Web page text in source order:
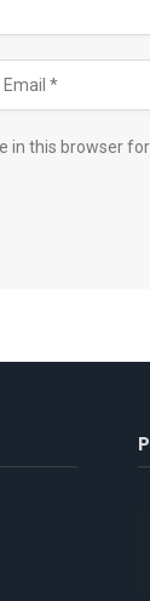
in this browser